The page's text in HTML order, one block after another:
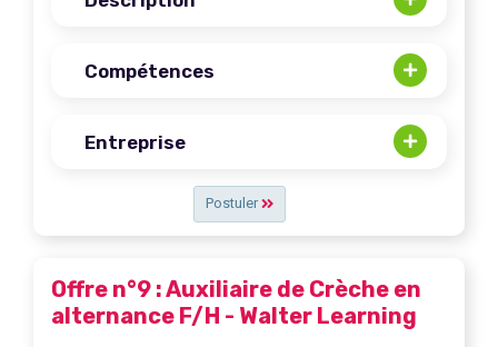
Postuler
Compétences
Entreprise
Offre n°9 : Auxiliaire de Crèche en
alternance F/H - Walter Learning